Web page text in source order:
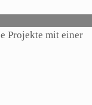
Projekte mit einer